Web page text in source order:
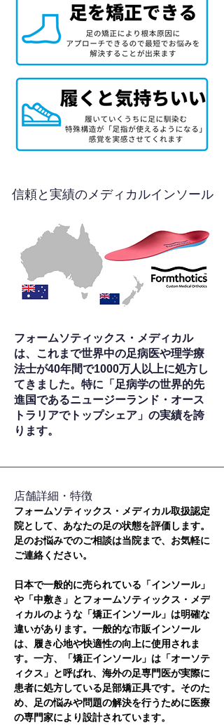
信頼と実績のメディカルインソール
フォームソティックス・メディカル
は、これまで世界中の足病医や理学療
法士が40年間で1000万人以上に処方し
てきました。特に「足病学の世界的先
進国であるニュージーランド・オース
トラリアでトップシェア」の実績を誇
ります。
​店舗詳細・特徴
フォームソティックス・メディカル取扱認定
院として、あなたの足の状態を評価します。
足のお悩みでのご相談は当院まで、お気軽に
ご連絡ください。
日本で一般的に売られている「インソール」
や「中敷き」とフォームソティックス・メデ
ィカルのような「矯正インソール」は明確な
違いがあります。一般的な市販インソール
は、履き心地や快適性の向上に使用されま
す。一方、「矯正インソール」は「オーソテ
ィクス」と呼ばれ、海外の足専門医が実際に
患者に処方している足部矯正具です。そのた
め、足の悩みや問題の解決を行うために医療
の専門家により設計されています。